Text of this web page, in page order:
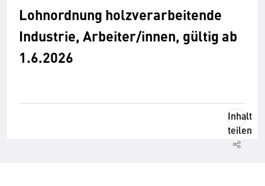
Lohnordnung holzverarbeitende
Industrie, Arbeiter/innen, gültig ab
1.6.2026
Inhalt
teilen